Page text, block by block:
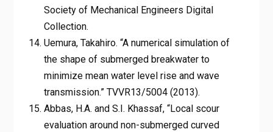
Society of Mechanical Engineers Digital
Collection.
Uemura, Takahiro. “A numerical simulation of
the shape of submerged breakwater to
minimize mean water level rise and wave
transmission.” TVVR13/5004 (2013).
Abbas, H.A. and S.I. Khassaf, “Local scour
evaluation around non-submerged curved